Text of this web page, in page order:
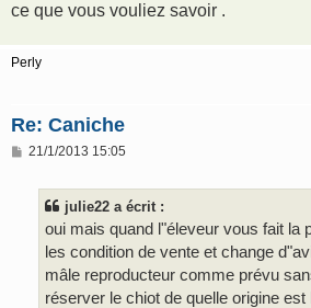
ce que vous vouliez savoir .
Perly
Re: Caniche
M
21/1/2013 15:05
julie22 a écrit :
oui mais quand l"éleveur vous fait la
les condition de vente et change
mâle reproducteur comme prévu
réserver le chiot de quelle origine